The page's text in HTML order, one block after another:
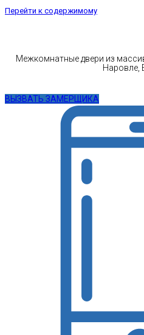
Перейти к содержимому
Межкомнатные двери из
Наровле,
ВЫЗВАТЬ ЗАМЕРЩИКА